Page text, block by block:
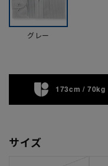
グレー
173cm / 70kg
サイズ